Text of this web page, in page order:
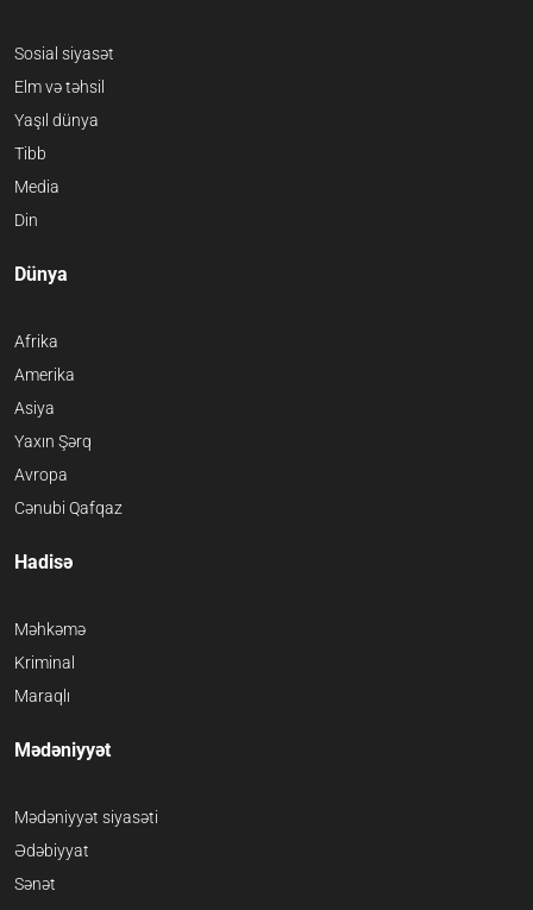
Sosial siyasət
Elm və təhsil
Yaşıl dünya
Tibb
Media
Din
Dünya
Afrika
Amerika
Asiya
Yaxın Şərq
Avropa
Cənubi Qafqaz
Hadisə
Məhkəmə
Kriminal
Maraqlı
Mədəniyyət
Mədəniyyət siyasəti
Ədəbiyyat
Sənət